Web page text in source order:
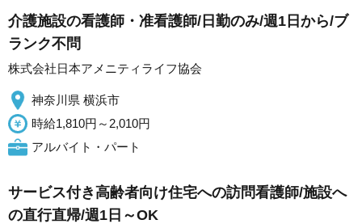
介護施設の看護師・准看護師/日勤のみ/週1日から/ブ
ランク不問
株式会社日本アメニティライフ協会
神奈川県 横浜市
時給1,810円～2,010円
アルバイト・パート
サービス付き高齢者向け住宅への訪問看護師/施設へ
の直行直帰/週1日～OK